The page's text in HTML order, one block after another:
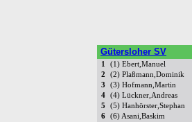
Gütersloher SV
1 (1) Ebert,Manuel
2
(2) Plaßmann,Dominik
3
(3) Hofmann,Martin
4
(4) Lückner,Andreas
5
(5) Hanhörster,Stephan
6
(6) Asani,Baskim